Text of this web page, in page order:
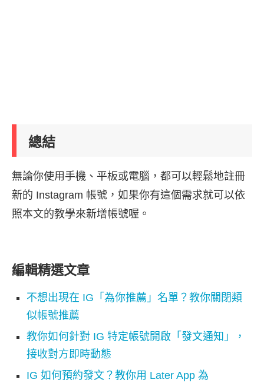
總結
無論你使用手機、平板或電腦，都可以輕鬆地註冊
新的 Instagram 帳號，如果你有這個需求就可以依
照本文的教學來新增帳號喔。
編輯精選文章
不想出現在 IG「為你推薦」名單？教你關閉類
似帳號推薦
教你如何針對 IG 特定帳號開啟「發文通知」，
接收對方即時動態
IG 如何預約發文？教你用 Later App 為